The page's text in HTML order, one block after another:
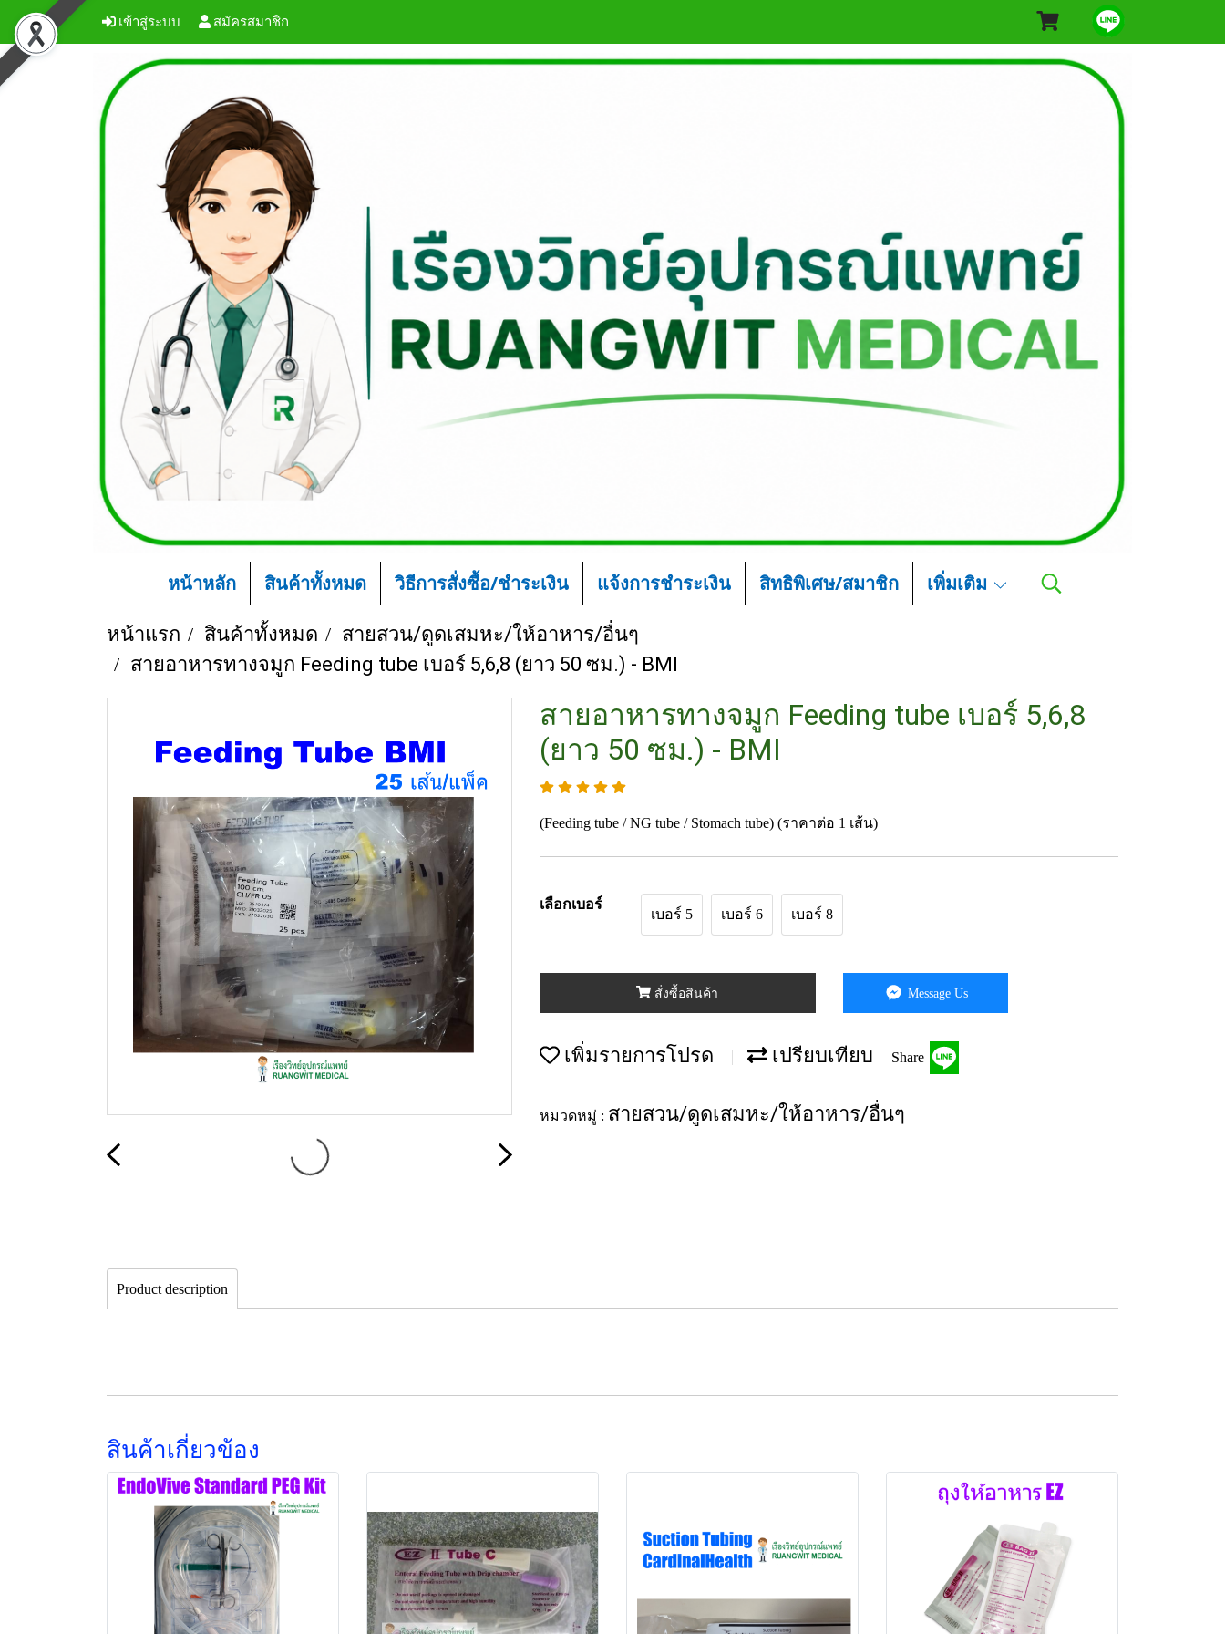
เข้าสู่ระบบ สมัครสมาชิก
หน้าหลัก สินค้าทั้งหมด วิธีการสั่งซื้อ/ชำระเงิน แจ้งการชำระเงิน สิทธิพิเศษ/สมาชิก เพิ่มเติม
หน้าแรก สินค้าทั้งหมด
สายสวน/ดูดเสมหะ/ให้อาหาร/อื่นๆ
สายอาหารทางจมูก Feeding tube เบอร์ 5,6,8 (ยาว 50 ซม.) - BMI
สายอาหารทางจมูก Feeding tube เบอร์ 5,6,8
(ยาว 50 ซม.) - BMI
(Feeding tube / NG tube / Stomach tube) (ราคาต่อ 1 เส้น)
เลือกเบอร์
เบอร์ 5 เบอร์ 6 เบอร์ 8
สั่งซื้อสินค้า Message Us
เพิ่มรายการโปรด เปรียบเทียบ Share
หมวดหมู่ : สายสวน/ดูดเสมหะ/ให้อาหาร/อื่นๆ
Product description
สินค้าเกี่ยวข้อง